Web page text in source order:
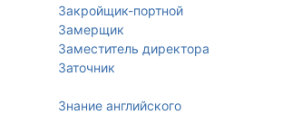
Закройщик-портной
Замерщик
Заместитель директора
Заточник
Знание английского